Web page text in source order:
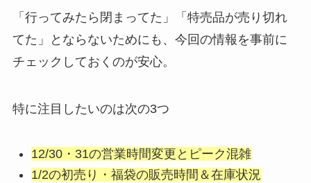
「行ってみたら閉まってた」「特売品が売り切れ
てた」とならないためにも、今回の情報を事前に
チェックしておくのが安心。
特に注目したいのは次の3つ
12/30・31の営業時間変更とピーク混雑
1/2の初売り・福袋の販売時間＆在庫状況